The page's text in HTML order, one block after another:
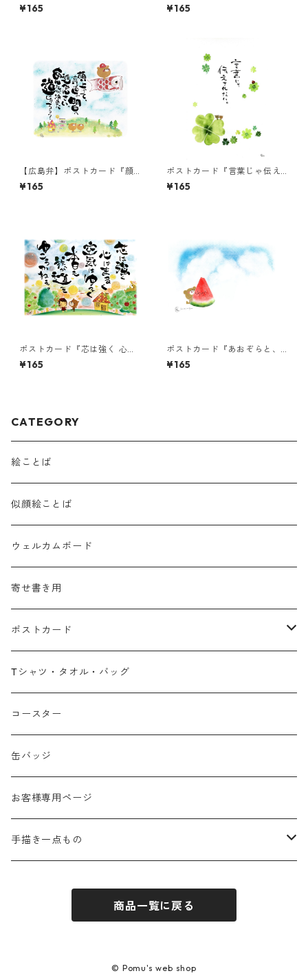
(トンボ)』
¥165
君の笑顔が・・・』
¥165
【広島弁】ポストカード『顔
上げて、真っ直ぐ明日へ進み
んさい。・・・』
¥165
ポストカード『言葉じゃ伝え
きれない。』
¥165
ポストカード『芯は強く 心は
まるく・・・』
¥165
ポストカード『あおぞらと、
スイカくまちゃん（言葉な
し）』
¥165
CATEGORY
絵ことば
似顔絵ことば
ウェルカムボード
寄せ書き用
ポストカード
広島弁
春
夏
秋
冬
Tシャツ・タオル・バッグ
コースター
缶バッジ
お客様専用ページ
手描き一点もの
手描きウォールポケット
商品一覧に戻る
© Pomu's web shop